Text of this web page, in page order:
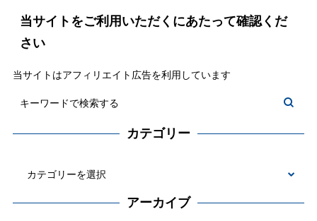
当サイトをご利用いただくにあたって確認くだ
さい
当サイトはアフィリエイト広告を利用しています
カテゴリー
アーカイブ